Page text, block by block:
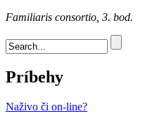
Familiaris consortio, 3. bod.
Vyhľadávanie
Príbehy
Naživo či on-line?